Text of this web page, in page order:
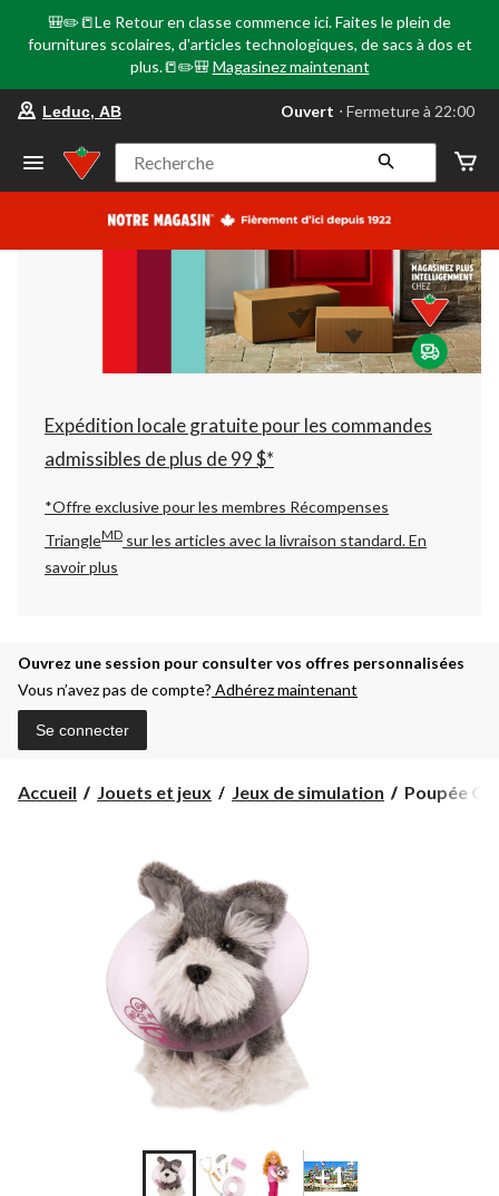
🎒✏️📒Le Retour en classe commence ici. Faites le plein de
fournitures scolaires, d'articles technologiques, de sacs à dos et
plus.📒✏️🎒 Magasinez maintenant
votre
préféré
Leduc,
AB,
courament
Fermeture
à
22:00
cliquer
pour
changer
Leduc, AB Ouvert ⋅ Fermeture à 22:00
Recherche
Expédition locale gratuite pour les commandes
admissibles de plus de 99 $*
*Offre exclusive pour les membres Récompenses
TriangleMD sur les articles avec la livraison standard.En
savoir plus
Ouvrez une session pour consulter vos offres personnalisées
Vous n’avez pas de compte? Adhérez maintenant
Se connecter
Accueil Jouets et jeux Jeux de simulation
Poupée
Poupée
+1